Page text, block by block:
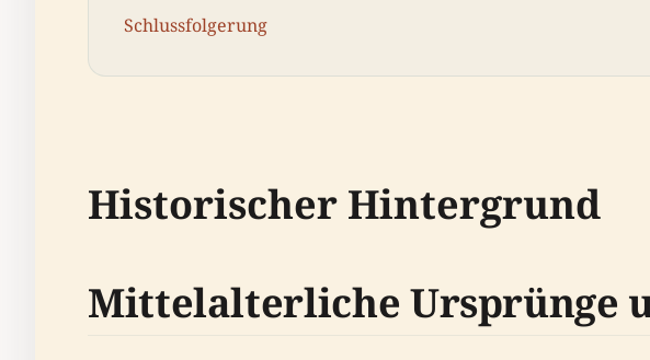
Schlussfolgerung
Historischer Hintergrund
Mittelalterliche Ursprünge